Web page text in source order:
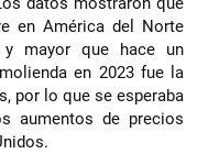
en América del Norte
mayor que hace un
en 2023 fue la
por lo que se esperaba
aumentos de precios